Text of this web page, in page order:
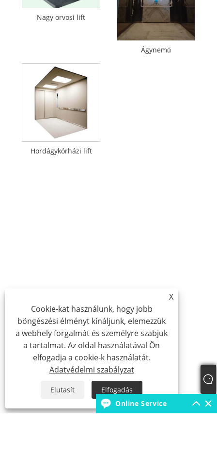
Nagy orvosi lift
Ágynemű
Hordágykórházi lift
X
Cookie-kat használunk, hogy jobb
böngészési élményt kínáljunk, elemezzük
a webhely forgalmát és személyre szabjuk
a tartalmat. Az oldal használatával Ön
elfogadja a cookie-k használatát.
Adatvédelmi szabályzat
Elutasít
Elfogadás
Online Service